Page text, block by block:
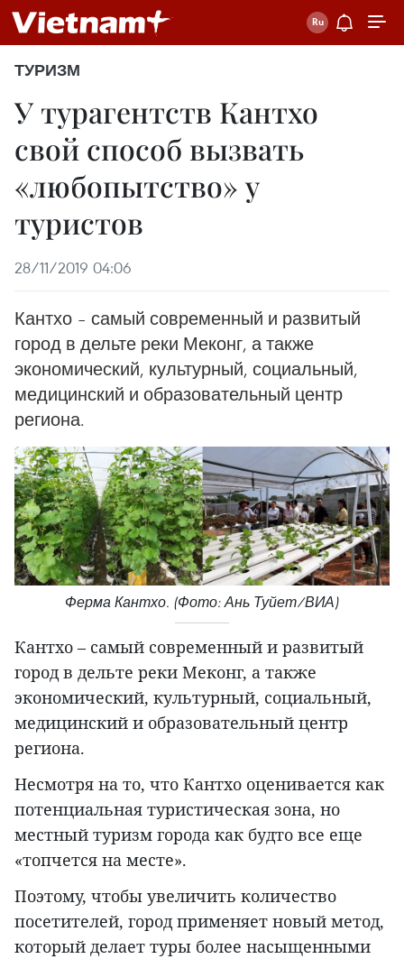
ТУРИЗМ
У турагентств Кантхо
свой способ вызвать
«любопытство» у
туристов ​
28/11/2019 04:06
Кантхо – самый современный и развитый
город в дельте реки Меконг, а также
экономический, культурный, социальный,
медицинский и образовательный центр
региона.
Ферма Кантхо. (Фото: Ань Туйет/ВИА)
Кантхо – самый современный и развитый
город в дельте реки Меконг, а также
экономический, культурный, социальный,
медицинский и образовательный центр
региона.
Несмотря на то, что Кантхо оценивается как
потенциальная туристическая зона, но
местный туризм города как будто все еще
«топчется на месте».
Поэтому, чтобы увеличить количество
посетителей, город применяет новый метод,
который делает туры более насыщенными